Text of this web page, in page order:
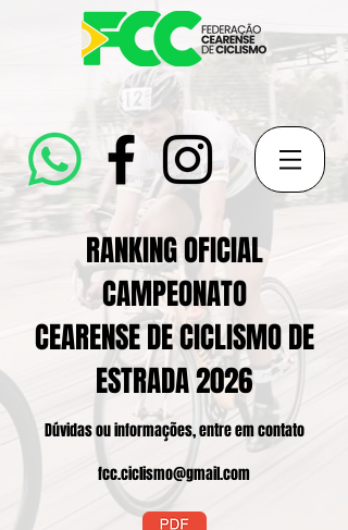
RANKING OFICIAL
CAMPEONATO
CEARENSE DE CICLISMO DE
ESTRADA 2026
Dúvidas ou informações, entre em contato
fcc.ciclismo@gmail.com